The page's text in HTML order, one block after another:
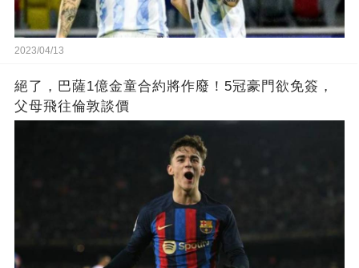
2023/04/13
絕了，巴薩1億金童合約將作廢！5冠豪門欲免簽，
父母飛往倫敦談價